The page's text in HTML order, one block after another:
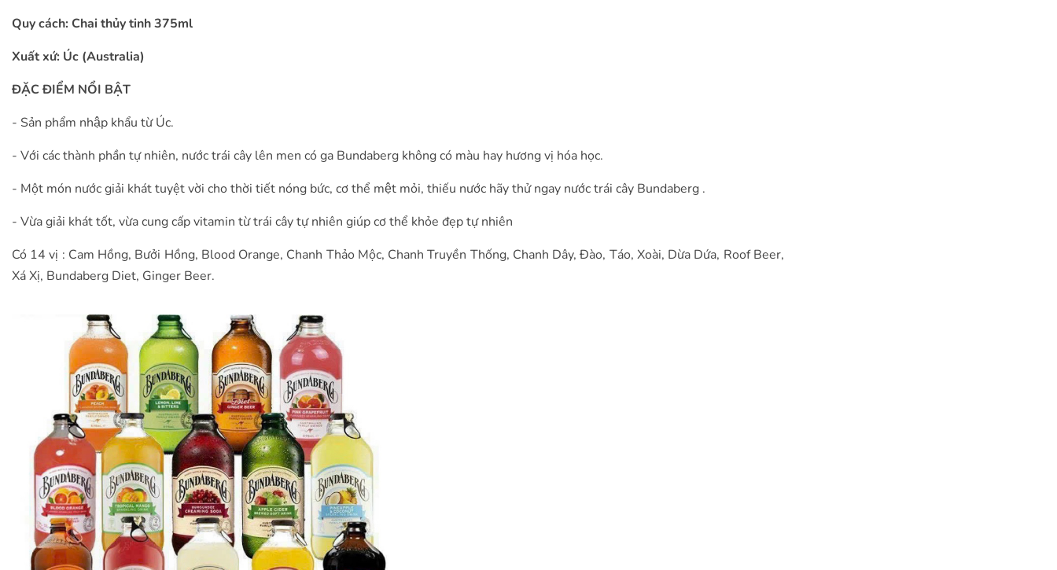
Quy cách: Chai thủy tinh 375ml
Xuất xứ: Úc (Australia)
ĐẶC ĐIỂM NỔI BẬT
- Sản phẩm nhập khẩu từ Úc.
- Với các thành phần tự nhiên, nước trái cây lên men có ga Bundaberg không có màu hay hương vị hóa học.
- Một món nước giải khát tuyệt vời cho thời tiết nóng bức, cơ thể mệt mỏi, thiếu nước hãy thử ngay nước trái cây Bundaberg .
- Vừa giải khát tốt, vừa cung cấp vitamin từ trái cây tự nhiên giúp cơ thể khỏe đẹp tự nhiên
Có 14 vị : Cam Hồng, Bưởi Hồng, Blood Orange, Chanh Thảo Mộc, Chanh Truyền Thống, Chanh Dây, Đào, Táo, Xoài, Dừa Dứa, Roof Beer,
Xá Xị, Bundaberg Diet, Ginger Beer.